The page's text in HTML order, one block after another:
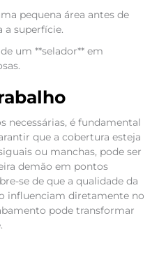
pequena área antes de
a superfície.
um **selador** em
necessárias, é fundamental
que a cobertura esteja
ou manchas, pode ser
demão em pontos
se de que a qualidade da
influenciam diretamente no
pode transformar